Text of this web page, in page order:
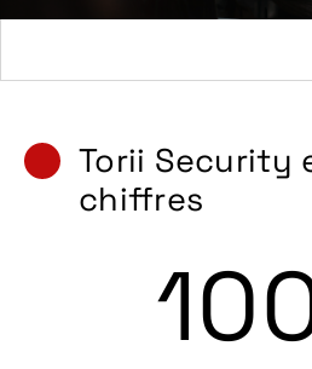
Torii Security
chiffres
10